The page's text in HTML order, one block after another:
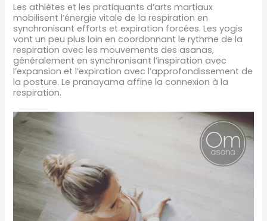
Les athlètes et les pratiquants d’arts martiaux
mobilisent l’énergie vitale de la respiration en
synchronisant efforts et expiration forcées. Les yogis
vont un peu plus loin en coordonnant le rythme de la
respiration avec les mouvements des asanas,
généralement en synchronisant l’inspiration avec
l’expansion et l’expiration avec l’approfondissement de
la posture. Le pranayama affine la connexion à la
respiration.